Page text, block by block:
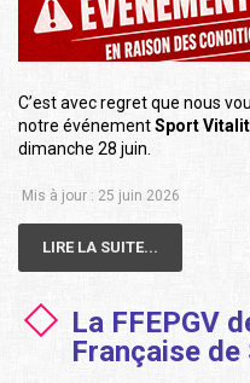
C’est avec regret que nous
notre événementSport
dimanche 28 juin.
Mis à jour : 25 juin 2026
LIRE LA SUITE...
La FFEPGV
Française